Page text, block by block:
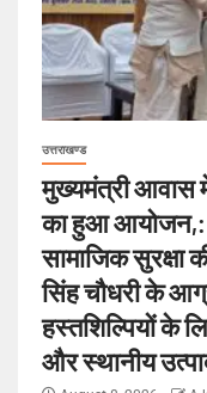
उत्तराखण्ड
मुख्यमंत्री आवास
का हुआ आयोजन,:
सामाजिक सुरक्षा
सिंह चौधरी के
हस्तशिल्पियों के
और स्थानीय